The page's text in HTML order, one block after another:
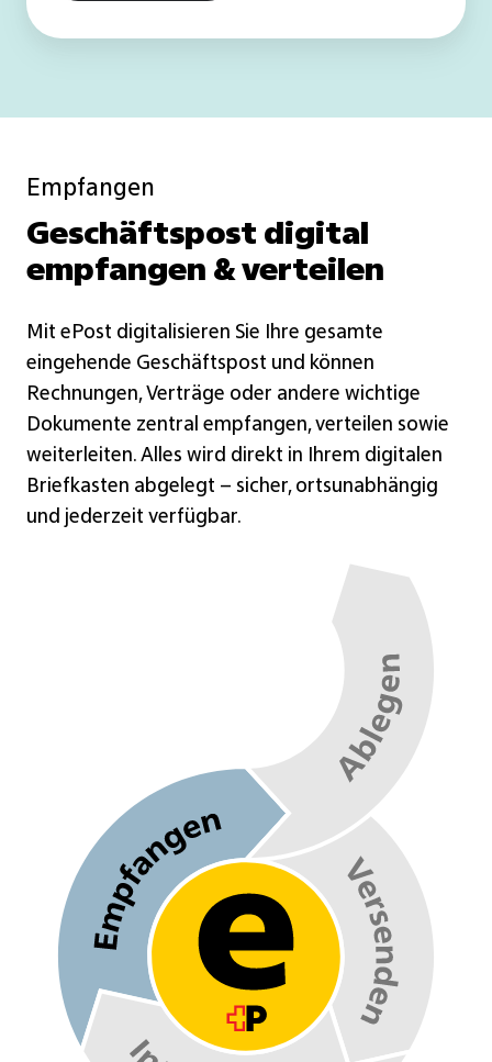
Empfangen
Geschäftspost digital
empfangen & verteilen
Mit ePost digitalisieren Sie Ihre gesamte
eingehende Geschäftspost und können
Rechnungen, Verträge oder andere wichtige
Dokumente zentral empfangen, verteilen sowie
weiterleiten. Alles wird direkt in Ihrem digitalen
Briefkasten abgelegt – sicher, ortsunabhängig
und jederzeit verfügbar.